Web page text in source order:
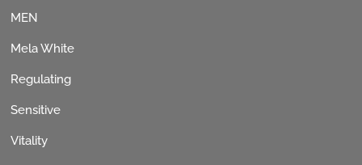
Hydrating
MEN
Mela White
Regulating
Sensitive